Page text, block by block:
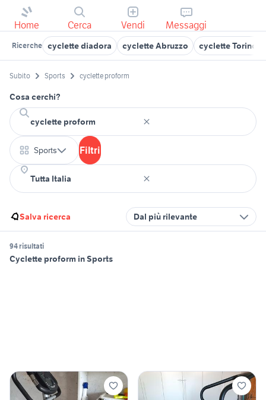
Home Cerca Vendi Messaggi
Ricerche cyclette diadora cyclette Abruzzo cyclette Torino
Subito Sports cyclette proform
Cosa cerchi?
Sports Filtri
Salva ricerca Dal più rilevante
94 risultati
Cyclette proform in Sports